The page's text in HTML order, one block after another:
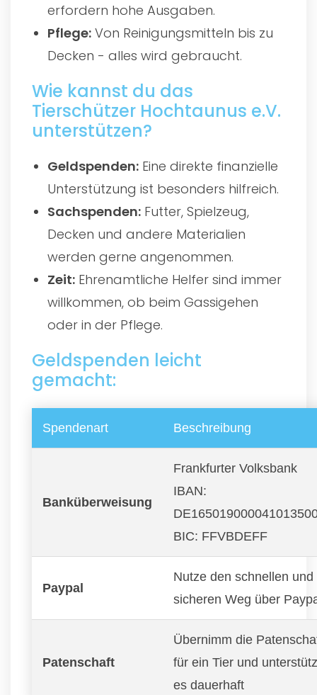
erfordern hohe Ausgaben.
Pflege: Von Reinigungsmitteln bis zu
Decken - alles wird gebraucht.
Wie kannst du das
Tierschützer Hochtaunus e.V.
unterstützen?
Geldspenden: Eine direkte finanzielle
Unterstützung ist besonders hilfreich.
Sachspenden: Futter, Spielzeug,
Decken und andere Materialien
werden gerne angenommen.
Zeit: Ehrenamtliche Helfer sind immer
willkommen, ob beim Gassigehen
oder in der Pflege.
Geldspenden leicht
gemacht:
Spendenart Beschreibung
Banküberweisung
Frankfurter Volksbank
IBAN:
BIC: FFVBDEFF
Paypal
Nutze den schnellen und
sicheren Weg über
Patenschaft
Übernimm die
für ein Tier und
es dauerhaft